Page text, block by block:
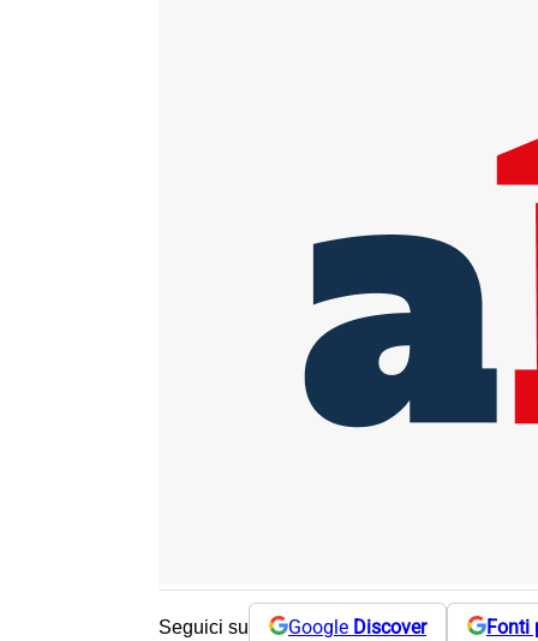
Seguici su Google Discover Fonti